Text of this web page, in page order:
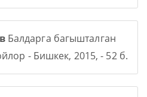
Балдарга багышталган
- Бишкек, 2015, - 52 б.